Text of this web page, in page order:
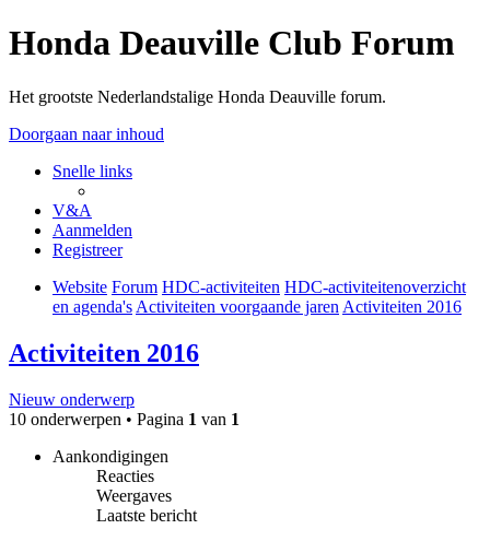
Honda Deauville Club Forum
Het grootste Nederlandstalige Honda Deauville forum.
Doorgaan naar inhoud
Snelle links
V&A
Aanmelden
Registreer
Website Forum HDC-activiteiten HDC-activiteitenoverzicht
en agenda's Activiteiten voorgaande jaren Activiteiten 2016
Activiteiten 2016
Nieuw onderwerp
10 onderwerpen • Pagina 1 van 1
Aankondigingen
Reacties
Weergaves
Laatste bericht